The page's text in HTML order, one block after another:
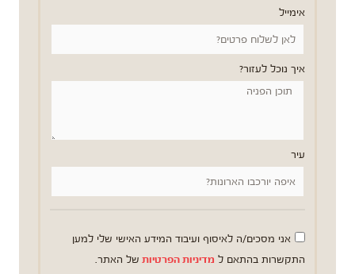
אימייל
איך נוכל לעזור?
עיר
אני מסכים/ה לאיסוף ועיבוד המידע האישי שלי למען
התקשרות בהתאם ל מדיניות הפרטיות של האתר.